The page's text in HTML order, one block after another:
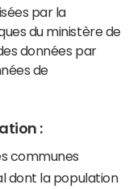
par la
du ministère de
données par
de
:
communes
dont la population